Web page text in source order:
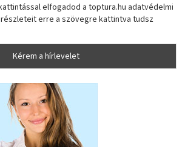
elfogadod a toptura.hu adatvédelmi
erre a szövegre kattintva tudsz